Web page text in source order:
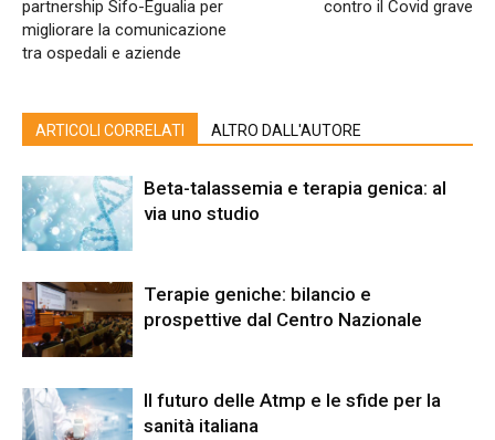
partnership Sifo-Egualia per
migliorare la comunicazione
tra ospedali e aziende
contro il Covid grave
ARTICOLI CORRELATI ALTRO DALL'AUTORE
Beta-talassemia e terapia genica: al
via uno studio
Terapie geniche: bilancio e
prospettive dal Centro Nazionale
Il futuro delle Atmp e le sfide per la
sanità italiana